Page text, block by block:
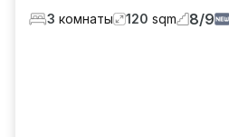
3 комнаты 120 sqm 8/9